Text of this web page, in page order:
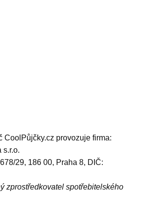
CoolPůjčky.cz provozuje firma:
s.r.o.
29, 186 00, Praha 8, DIČ:
zprostředkovatel spotřebitelského